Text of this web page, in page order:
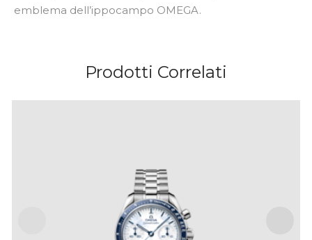
emblema dell’ippocampo OMEGA.
Prodotti Correlati
SPEEDMASTER 38 MILANO CORTINA 2026 CO-
AXIAL CHRONOMETER CHRONOGRAPH 38 MM